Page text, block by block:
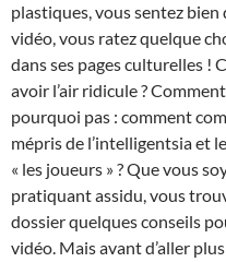
plastiques, vous sentez bien
vidéo, vous ratez quelque
dans ses pages culturelles !
avoir l’air ridicule ?
pourquoi pas : comment
mépris de l’intelligentsia et
« les joueurs » ? Que vous
pratiquant assidu, vous
dossier quelques conseils
vidéo. Mais avant d’aller